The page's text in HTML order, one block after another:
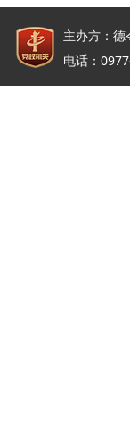
主办方：
电话：